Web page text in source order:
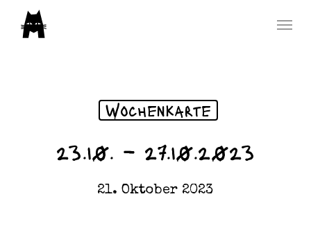
Skip
Wochenkarte
23.10. – 27.10.2023
21. Oktober 2023